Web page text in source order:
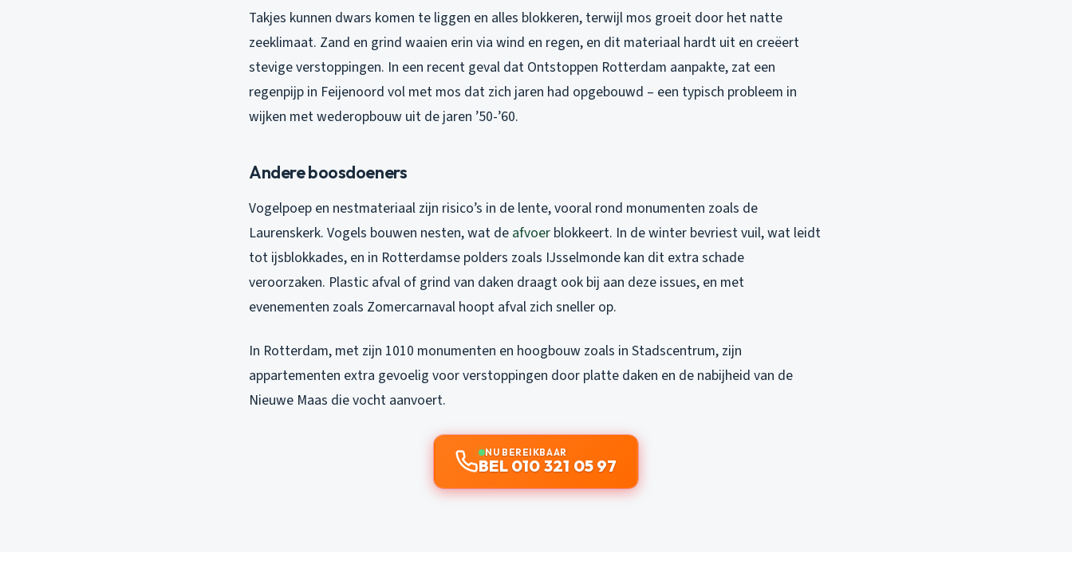
Takjes kunnen dwars komen te liggen en alles blokkeren, terwijl mos groeit door het natte
zeeklimaat. Zand en grind waaien erin via wind en regen, en dit materiaal hardt uit en creëert
stevige verstoppingen. In een recent geval dat Ontstoppen Rotterdam aanpakte, zat een
regenpijp in Feijenoord vol met mos dat zich jaren had opgebouwd – een typisch probleem in
wijken met wederopbouw uit de jaren ’50-’60.
Andere boosdoeners
Vogelpoep en nestmateriaal zijn risico’s in de lente, vooral rond monumenten zoals de
Laurenskerk. Vogels bouwen nesten, wat de afvoer blokkeert. In de winter bevriest vuil, wat leidt
tot ijsblokkades, en in Rotterdamse polders zoals IJsselmonde kan dit extra schade
veroorzaken. Plastic afval of grind van daken draagt ook bij aan deze issues, en met
evenementen zoals Zomercarnaval hoopt afval zich sneller op.
In Rotterdam, met zijn 1010 monumenten en hoogbouw zoals in Stadscentrum, zijn
appartementen extra gevoelig voor verstoppingen door platte daken en de nabijheid van de
Nieuwe Maas die vocht aanvoert.
NU BEREIKBAAR
BEL 010 321 05 97